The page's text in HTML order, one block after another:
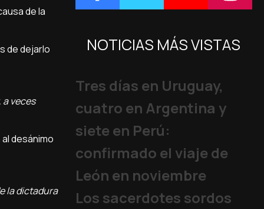
de la
de dejarlo
a veces
desánimo
la dictadura
NOTICIAS MÁS VISTAS
Tres días en Uruguay,
cuatro en Argentina y
siete en Perú:
confirmado el viaje de
León en noviembre
Los sacerdotes sordos